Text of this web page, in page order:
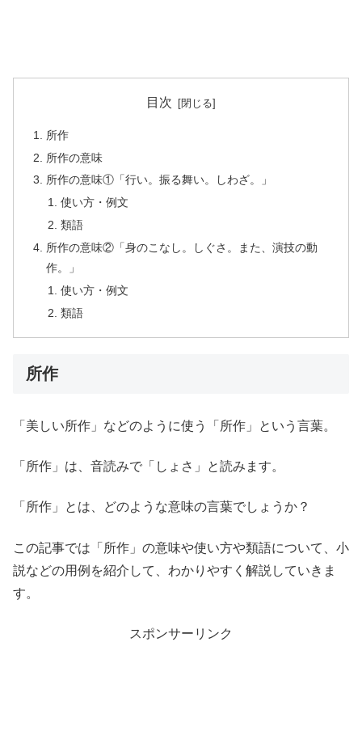
目次
所作
所作の意味
所作の意味①「行い。振る舞い。しわざ。」
使い方・例文
類語
所作の意味②「身のこなし。しぐさ。また、演技の動
作。」
使い方・例文
類語
所作
「美しい所作」などのように使う「所作」という言葉。
「所作」は、音読みで「しょさ」と読みます。
「所作」とは、どのような意味の言葉でしょうか？
この記事では「所作」の意味や使い方や類語について、小
説などの用例を紹介して、わかりやすく解説していきま
す。
スポンサーリンク